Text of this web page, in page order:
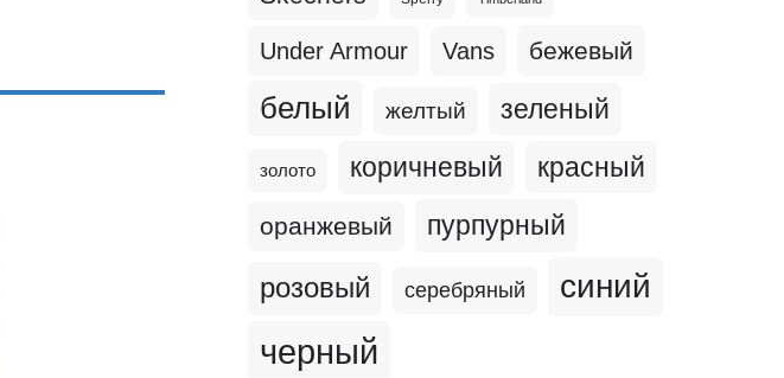
Under Armour Vans бежевый
белый желтый зеленый
золото коричневый красный
оранжевый пурпурный
розовый серебряный синий
черный